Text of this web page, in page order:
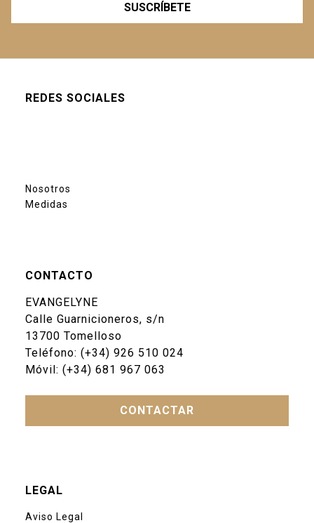
SUSCRÍBETE
REDES SOCIALES
Nosotros
Medidas
CONTACTO
EVANGELYNE
Calle Guarnicioneros, s/n
13700 Tomelloso
Teléfono: (+34) 926 510 024
Móvil: (+34) 681 967 063
CONTACTAR
LEGAL
Aviso Legal